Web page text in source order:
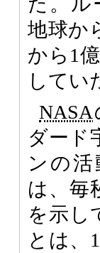
地球か
から1
してい
NASA
ダード
ンの
は、毎
を示し
とは、